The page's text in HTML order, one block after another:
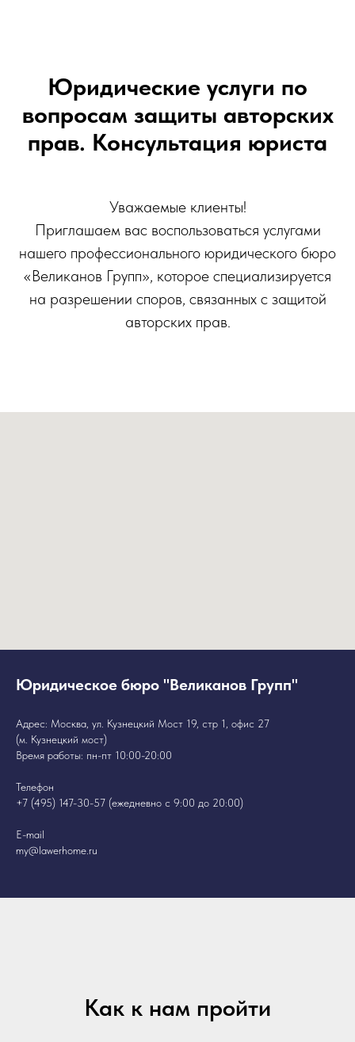
Юридические услуги по
вопросам защиты авторских
прав. Консультация юриста
Уважаемые клиенты!
Приглашаем вас воспользоваться услугами
нашего профессионального юридического бюро
«Великанов Групп», которое специализируется
на разрешении споров, связанных с защитой
авторских прав.
Юридическое бюро "Великанов Групп"
Адрес: Москва, ул. Кузнецкий Мост 19, стр 1, офис 27
(м. Кузнецкий мост)
Время работы: пн-пт 10:00-20:00
Телефон
+7 (495) 147-30-57 (ежедневно с 9:00 до 20:00)
E-mail
my@lawerhome.ru
Как к нам пройти